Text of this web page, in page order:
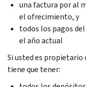
una factura por al
el ofrecimiento, y
todos los pagos
el año actual
Si usted es propietario
tiene que tener: